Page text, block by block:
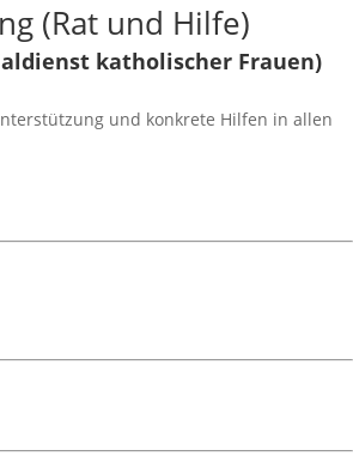
(Rat und Hilfe)
katholischer Frauen)
und konkrete Hilfen in allen